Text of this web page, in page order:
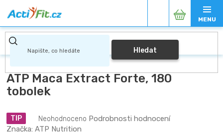
na
obsah
Hledat
Nákupní
košík
ATP Maca Extract Forte, 180
tobolek
TIP
Průměrné
hodnocení
Neohodnoceno Podrobnosti hodnocení
Značka: ATP Nutrition